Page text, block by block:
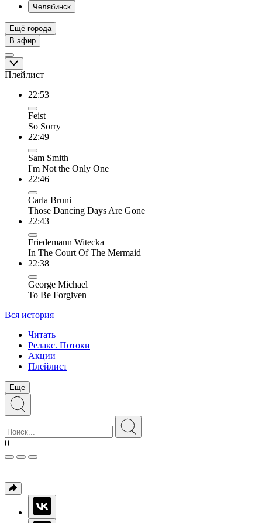
Челябинск
Ещё города
В эфир
Плейлист
22:53
Feist
So Sorry
22:49
Sam Smith
I'm Not the Only One
22:46
Carla Bruni
Those Dancing Days Are Gone
22:43
Friedemann Witecka
In The Court Of The Mermaid
22:38
George Michael
To Be Forgiven
Вся история
Читать
Релакс. Потоки
Акции
Плейлист
Еще
0+